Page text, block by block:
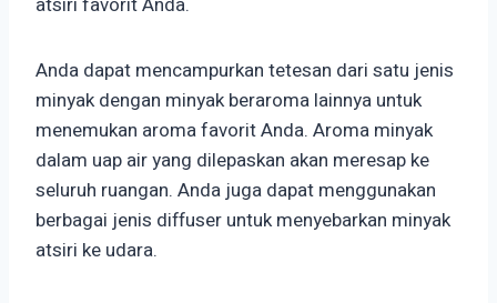
Anda dapat mencampurkan tetesan dari satu jenis
minyak dengan minyak beraroma lainnya untuk
menemukan aroma favorit Anda. Aroma minyak
dalam uap air yang dilepaskan akan meresap ke
seluruh ruangan. Anda juga dapat menggunakan
berbagai jenis diffuser untuk menyebarkan minyak
atsiri ke udara.